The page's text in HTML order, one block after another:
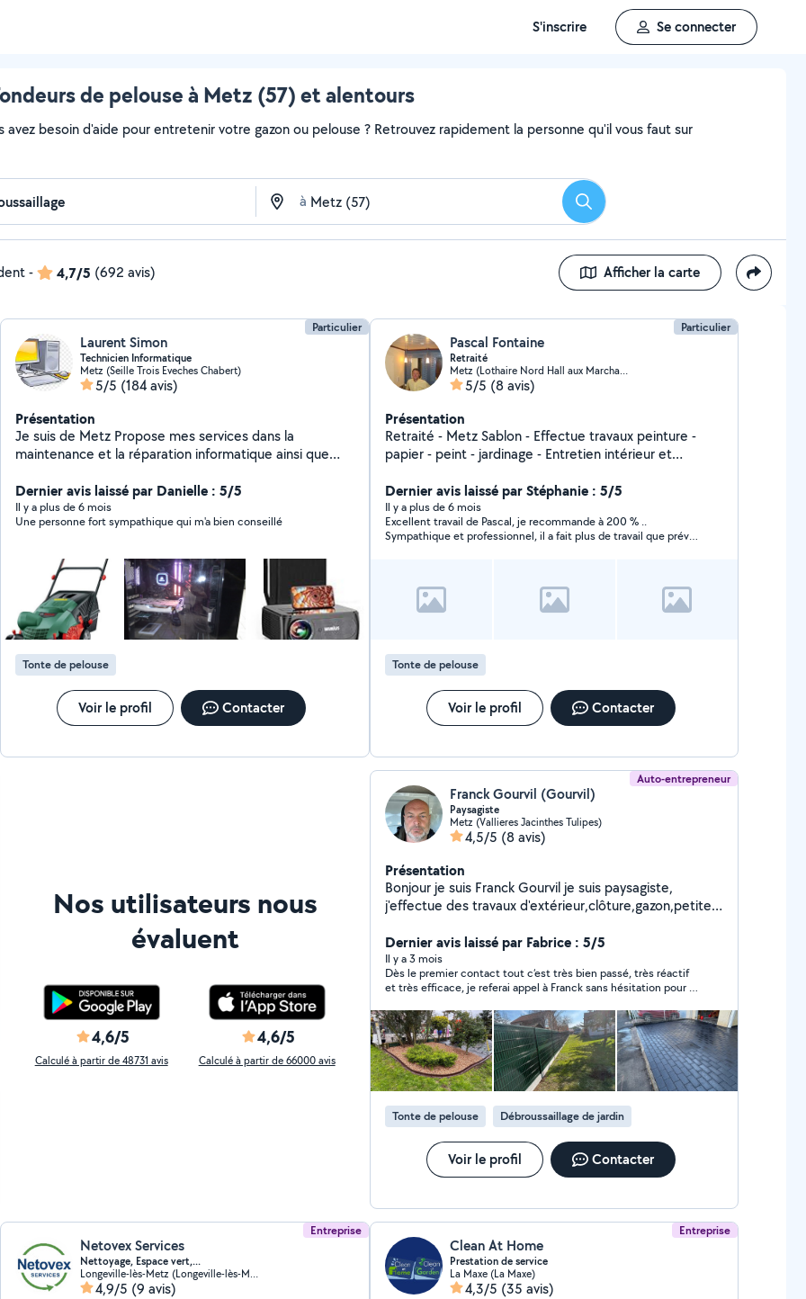
S'inscrire Se connecter
de pelouse à Metz (57) et alentours
besoin d'aide pour entretenir votre gazon ou pelouse ? Retrouvez rapidement la personne qu'il vous faut sur
à Rechercher
- 4,7/5 (692 avis) Afficher la carte
Particulier
Laurent Simon
Technicien Informatique
Metz (Seille Trois Eveches Chabert)
5/5 (184 avis)
Présentation
Je suis de Metz Propose mes services dans la
maintenance et la réparation informatique ainsi que
l'utilisation Livraison de courses, bricolage divers,
jardinage location de produits. Souvent dans le secteur
de Metz Jarny
Dernier avis laissé par Danielle : 5/5
Il y a plus de 6 mois
Une personne fort sympathique qui m'a bien conseillé
Tonte de pelouse
Voir le profil Contacter
Particulier
Pascal Fontaine
Retraité
Metz (Lothaire Nord Hall aux Marchandises)
5/5 (8 avis)
Présentation
Retraité - Metz Sablon - Effectue travaux peinture -
papier - peint - jardinage - Entretien intérieur et
Dernier avis laissé par Stéphanie : 5/5
Il y a plus de 6 mois
Excellent travail de Pascal, je recommande à 200 % ..
Sympathique et professionnel, il a fait plus de travail que prévu,
Tonte de pelouse
Voir le profil Contacter
Nos utilisateurs nous
évaluent
4,6/5
Calculé à partir de 48731 avis
4,6/5
Calculé à partir de 66000 avis
Auto-entrepreneur
Franck Gourvil (Gourvil)
Paysagiste
Metz (Vallieres Jacinthes Tulipes)
4,5/5 (8 avis)
Présentation
Bonjour je suis Franck Gourvil je suis paysagiste,
j'effectue des travaux d'extérieur,clôture,gazon,petite
travail soigné.
Dernier avis laissé par Fabrice : 5/5
Il y a 3 mois
Dès le premier contact tout c‘est très bien passé, très réactif
et très efficace, je referai appel à Franck sans hésitation pour la
Tonte de pelouse Débroussaillage de jardin
Voir le profil Contacter
Entreprise
Netovex Services
Nettoyage, Espace vert,...
Longeville-lès-Metz (Longeville-lès-Metz)
4,9/5 (9 avis)
Entreprise
Clean At Home
Prestation de service
La Maxe (La Maxe)
4,3/5 (35 avis)